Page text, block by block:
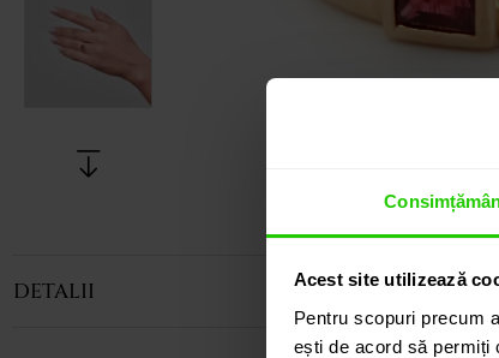
Acest site utilizează
Pentru scopuri precum
ești de acord să permiți
DETALII